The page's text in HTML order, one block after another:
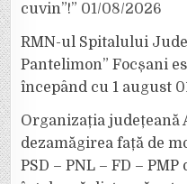
cuvin”!” 01/08/2026
RMN-ul Spitalului
Pantelimon” Focșani
începând cu 1 august
Organizația județeană
dezamăgirea față de
PSD – PNL – FD –